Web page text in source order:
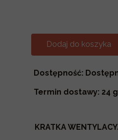
Dostępność:
Termin dostawy: 24
Dodaj do koszyka
KRATKA